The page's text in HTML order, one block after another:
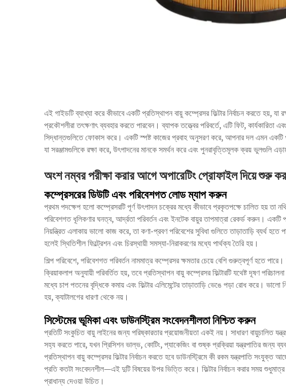
এই গাইডটি ব্যাখ্যা করে কীভাবে একটি প্রতিস্থাপন বায়ু কম্প্রেসর ফিল্টার নির্বাচন করতে হয়,
প্রকৌশলীরা তৎক্ষণাৎ ব্যবহার করতে পারবেন। ব্যাপক তত্ত্বের পরিবর্তে, এটি ফিট, কার্যকারিতা
সিদ্ধান্তগুলিতে ফোকাস করে। একটি স্পষ্ট কাজের প্রবাহ অনুসরণ করে, আপনার দল এমন একটি
যা সরঞ্জামগুলিকে রক্ষা করে, উৎপাদনের মানকে সমর্থন করে এবং পুনরাবৃত্তিমূলক ক্রয় ভুলগুলি
অংশ নম্বর পরীক্ষা করার আগে অপারেটিং প্রোফাইল দিয়ে শুরু
কম্প্রেসরের ডিউটি এবং পরিবেশগত লোড ম্যাপ করুন
প্রথম পদক্ষেপ হলো কম্প্রেসরটি পূর্ণ উৎপাদন চক্রের মধ্যে কীভাবে প্রকৃতপক্ষে চালিত হয়
পরিবেশগত ধূলিকণার ঘনত্ব, আর্দ্রতা পরিবর্তন এবং ইনটেক বায়ুর তাপমাত্রা রেকর্ড করুন। একটি
নিয়ন্ত্রিত এলাকায় ভালো কাজ করে, তা কণা-প্রবণ পরিবেশের সুবিধা গুলিতে তাড়াতাড়ি ব্যর্থ হতে
হলেই স্থিতিশীল ফিল্ট্রেশন এবং চিরস্থায়ী সমস্যা-নিরাকরণের মধ্যে পার্থক্য তৈরি হয়।
শিল্প পরিবেশে, পরিবেশগত পরিবর্তন নামমাত্র কম্প্রেসর ক্ষমতার চেয়ে বেশি গুরুত্বপূর্ণ হতে
ক্রিয়াকলাপ অনুযায়ী পরিবর্তিত হয়, তবে প্রতিস্থাপন বায়ু কম্প্রেসর ফিল্টারটি যথেষ্ট দূষণ
মধ্যে চাপ পতনের বৃদ্ধিকে কমায় এবং ফিল্টার এলিমেন্টের তাড়াতাড়ি ভেঙে পড়া রোধ করে। ভালো
হয়, ক্যাটালগের ধারণা থেকে নয়।
সিস্টেমের ভূমিকা এবং ডাউনস্ট্রিম সংবেদনশীলতা নিশ্চিত করুন
প্রতিটি সংকুচিত বায়ু লাইনের জন্য পরিষ্কারতার প্রয়োজনীয়তা একই নয়। সাধারণ বায়ুচালিত
সহ্য করতে পারে, যখন প্রিসিশন ভাল্ভ, কোটিং, প্যাকেজিং বা শুষ্ক প্রক্রিয়া যন্ত্রপাতির
প্রতিস্থাপন বায়ু কম্প্রেসর ফিল্টার নির্বাচন করতে হবে ডাউনস্ট্রিমে কী রকম যন্ত্রপাতি সংযুক্ত
প্রতি কতটা সংবেদনশীল—এই দুটি বিষয়ের উপর ভিত্তি করে। ফিল্টার নির্বাচন করার সময়
প্রাধান্য দেওয়া উচিত।